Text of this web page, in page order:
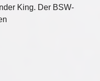
King. Der BSW-